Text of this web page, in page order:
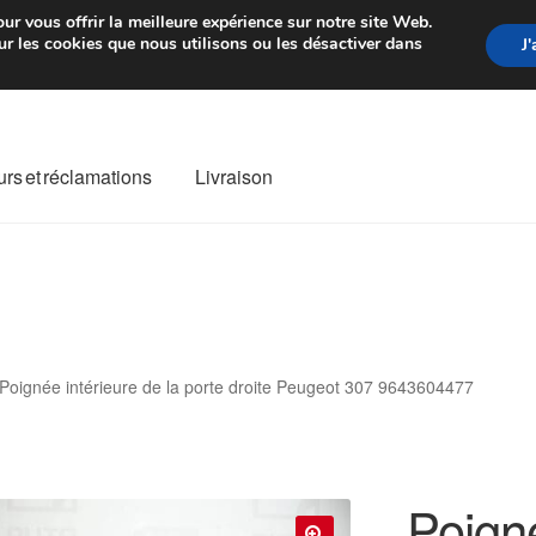
de 7 EUR Du lundi au
et réclamations Livraison
Poignée intérieure de la porte droite Peugeot 307 9643604477
vous offrir la meilleure expérience sur notre site Web.
les cookies que nous utilisons ou les désactiver dans